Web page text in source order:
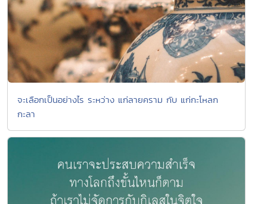
จะเลือกเป็นอย่างไร ระหว่าง แก่ลายคราม กับ แก่กะโหลก
กะลา